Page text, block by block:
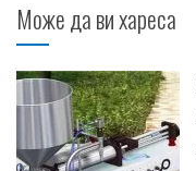
Може да ви хареса